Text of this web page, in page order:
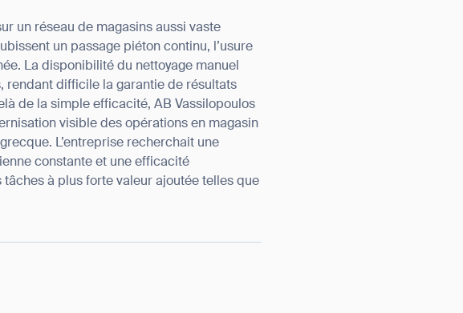
un réseau de magasins aussi vaste
un passage piéton continu, l’usure
La disponibilité du nettoyage manuel
rendant difficile la garantie de résultats
de la simple efficacité, AB Vassilopoulos
visible des opérations en magasin
L’entreprise recherchait une
constante et une efficacité
à plus forte valeur ajoutée telles que